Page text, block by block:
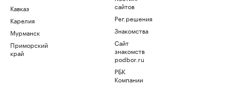
Кавказ
Карелия
Мурманск
Приморский
край
сайтов
Рег.решения
Знакомства
Сайт
знакомств
podbor.ru
РБК
Компании